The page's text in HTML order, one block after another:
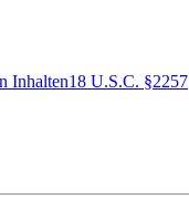
Inhalten18 U.S.C. §2257